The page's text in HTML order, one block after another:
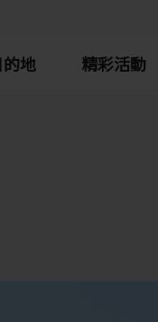
的地 精彩活動